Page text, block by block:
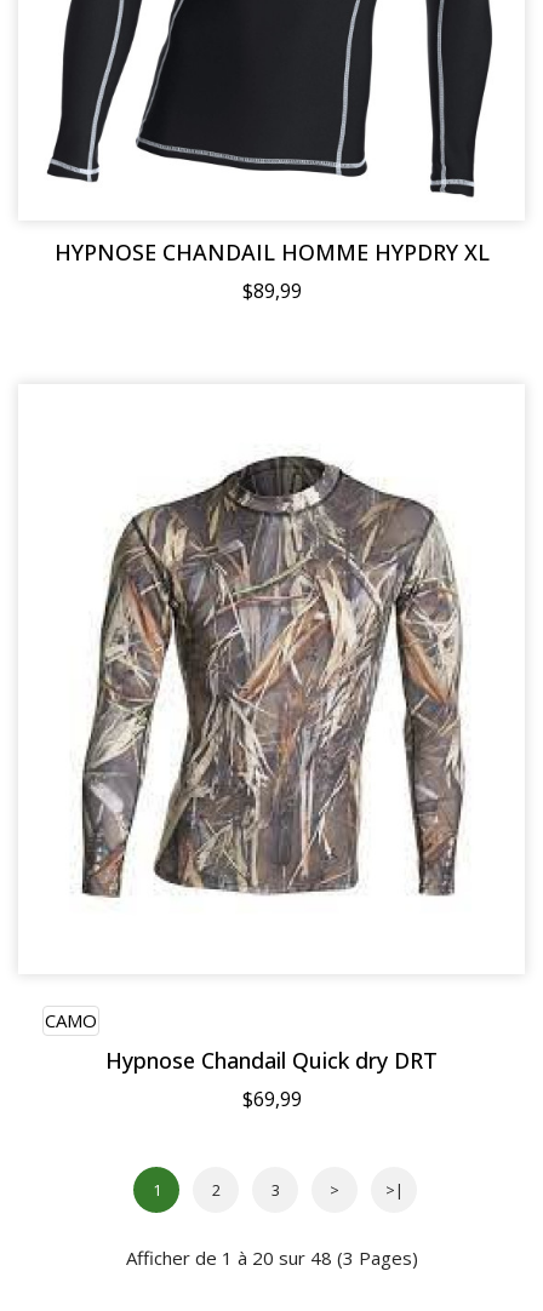
HYPNOSE CHANDAIL HOMME HYPDRY XL
$89,99
CAMO
Hypnose Chandail Quick dry DRT
$69,99
1 2 3 > >|
Afficher de 1 à 20 sur 48 (3 Pages)